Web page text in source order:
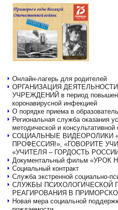
Онлайн-лагерь для родителей
ОРГАНИЗАЦИЯ
УЧРЕЖДЕНИЙ в период
коронавирусной инфекцией
О порядке приема в
Региональная служба оказания
методической и
СОЦИАЛЬНЫЕ ВИДЕОРОЛИКИ
ПРОФЕССИЯ!», «ГОВОРИТЕ
«УЧИТЕЛЯ – ГОРДОСТЬ
Документальный фильм
Социальный контракт
Служба экстренной социально-
СЛУЖБЫ ПСИХОЛОГИЧЕСКОЙ
РЕАГИРОВАНИЯ В
Новая мера социальной